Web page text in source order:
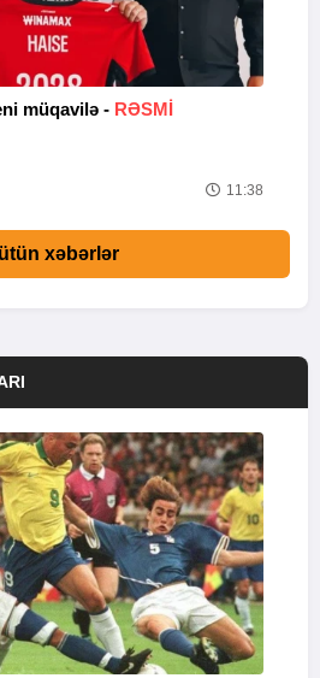
müqavilə - RƏSMİ
11:38
xəbərlər